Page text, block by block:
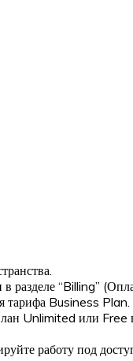
разделе “Billing”
тарифа Business Plan.
Unlimited или Free
работу под